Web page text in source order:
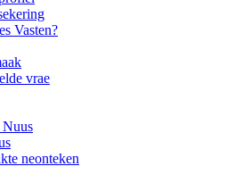
Vasten?
vrae
neonteken